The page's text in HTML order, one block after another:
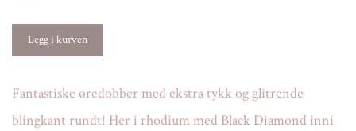
Fantastiske øredobber med ekstra tykk og glitrende
blingkant rundt! Her i rhodium med Black Diamond inni